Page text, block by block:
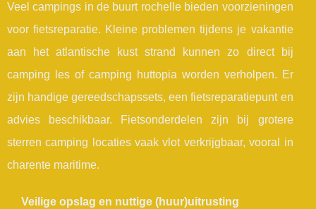
Veel campings in de buurt rochelle bieden voorzieningen
voor fietsreparatie. Kleine problemen tijdens je vakantie
aan het atlantische kust strand kunnen zo direct bij
camping les of camping huttopia worden verholpen. Er
zijn handige gereedschapssets, een fietsreparatiepunt en
advies beschikbaar. Fietsonderdelen zijn bij grotere
sterren camping locaties vaak vlot verkrijgbaar, vooral in
charente maritime.
Veilige opslag en nuttige (huur)uitrusting